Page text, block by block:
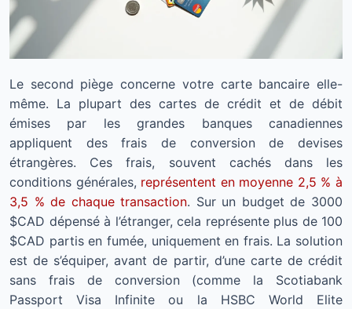
Le second piège concerne votre carte bancaire elle-
même. La plupart des cartes de crédit et de débit
émises par les grandes banques canadiennes
appliquent des frais de conversion de devises
étrangères. Ces frais, souvent cachés dans les
conditions générales, représentent en moyenne 2,5 % à
3,5 % de chaque transaction. Sur un budget de 3000
$CAD dépensé à l’étranger, cela représente plus de 100
$CAD partis en fumée, uniquement en frais. La solution
est de s’équiper, avant de partir, d’une carte de crédit
sans frais de conversion (comme la Scotiabank
Passport Visa Infinite ou la HSBC World Elite